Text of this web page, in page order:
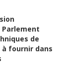
Parlement
de
fournir dans